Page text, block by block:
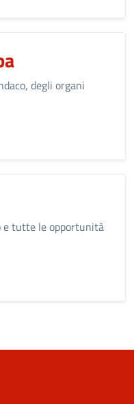
degli organi
e tutte le opportunità